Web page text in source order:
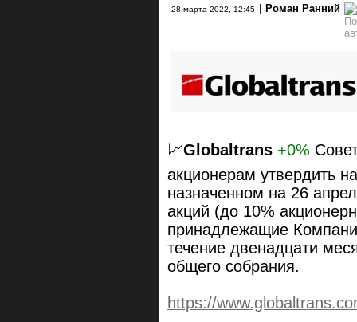
28 марта 2022, 12:45 Роман Ранний
📈Globaltrans +0%
акционерам утвердить
назначенном на 26
акций (до 10%
принадлежащие
течение двенадцати
общего собрания.
https://